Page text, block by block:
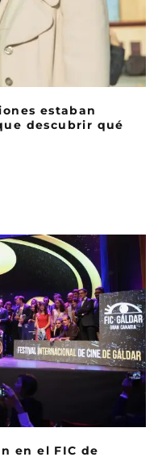
estaban
descubrir qué
en el FIC de